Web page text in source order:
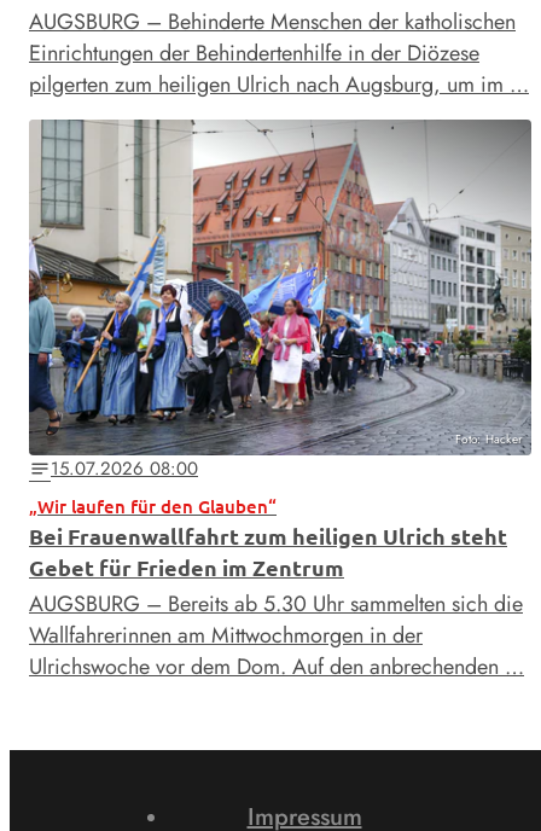
AUGSBURG – Behinderte Menschen der katholischen
Einrichtungen der Behindertenhilfe in der Diözese
pilgerten zum heiligen Ulrich nach Augsburg, um im …
Foto: Hacker
notes15.07.2026 08:00
„Wir laufen für den Glauben“
Bei Frauenwallfahrt zum heiligen Ulrich steht
Gebet für Frieden im Zentrum
AUGSBURG – Bereits ab 5.30 Uhr sammelten sich die
Wallfahrerinnen am Mittwochmorgen in der
Ulrichswoche vor dem Dom. Auf den anbrechenden …
Impressum